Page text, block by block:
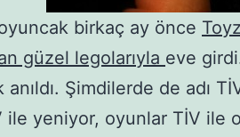
birkaç ay önce
güzel legolarıyla eve
Şimdilerde de adı
ile yeniyor, oyunlar TİV ile